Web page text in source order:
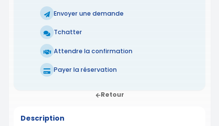
Envoyer une demande
Tchatter
Attendre la confirmation
Payer la réservation
Retour
Description